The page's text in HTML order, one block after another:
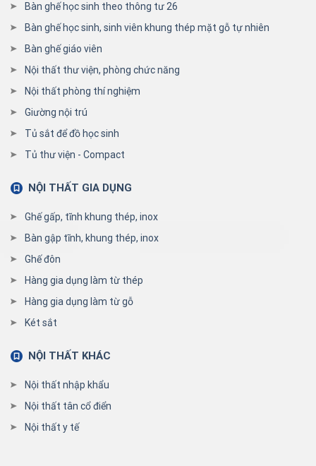
Bàn ghế học sinh theo thông tư 26
Bàn ghế học sinh, sinh viên khung thép mặt gỗ tự nhiên
Bàn ghế giáo viên
Nội thất thư viện, phòng chức năng
Nội thất phòng thí nghiệm
Giường nội trú
Tủ sắt để đồ học sinh
Tủ thư viện - Compact
NỘI THẤT GIA DỤNG
Ghế gấp, tĩnh khung thép, inox
Bàn gập tĩnh, khung thép, inox
Ghế đôn
Hàng gia dụng làm từ thép
Hàng gia dụng làm từ gỗ
Két sắt
NỘI THẤT KHÁC
Nội thất nhập khẩu
Nội thất tân cổ điển
Nội thất y tế